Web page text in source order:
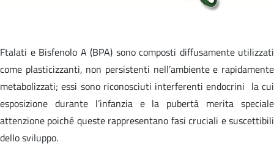
Ftalati e Bisfenolo A (BPA) sono composti diffusamente utilizzati
come plasticizzanti, non persistenti nell’ambiente e rapidamente
metabolizzati; essi sono riconosciuti interferenti endocrini la cui
esposizione durante l’infanzia e la pubertà merita speciale
attenzione poiché queste rappresentano fasi cruciali e suscettibili
dello sviluppo.